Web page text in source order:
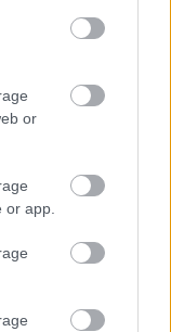
or
app.
parkját